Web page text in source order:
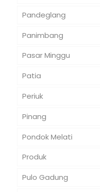
Pandeglang
Panimbang
Pasar Minggu
Patia
Periuk
Pinang
Pondok Melati
Produk
Pulo Gadung